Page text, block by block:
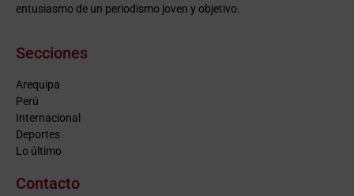
entusiasmo de un periodismo joven y objetivo.
Secciones
Arequipa
Perú
Internacional
Deportes
Lo último
Contacto